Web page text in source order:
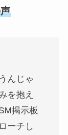
んじゃ
を抱え
掲示板
ーチし